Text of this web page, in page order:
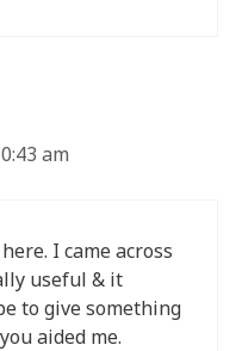
am
I came across
useful & it
to give something
aided me.